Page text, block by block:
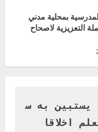
بمحلية مدني
التعزيزية لاصحاح
مدني الكبرى
يستبين به س
اخلاقا